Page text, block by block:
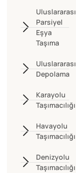
Uluslararası
Parsiyel
Eşya
Taşıma
Uluslararası
Depolama
Karayolu
Taşımacılığı
Havayolu
Taşımacılığı
Denizyolu
Taşımacılığı